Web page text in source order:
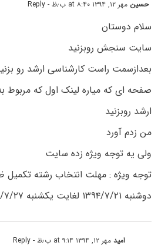
حسین مهر ۱۲, ۱۳۹۴ at ۸:۴۰ ب٫ظ - Reply
سلام دوستان
سایت سنجش روبزنید
بعدازسمت راست کارشناسی ارشد رو
صفحه ای که میاره لینک اول که مربوط
ارشد روبزنید
من زدم آورد
ولی یه توجه ویژه زده سایت
دوشنبه ۱۳۹۴/۷/۲۱ لغایت یکشنبه ۱۳۹۴/۷/۲۷ می باشد.
امیدمهر ۱۲, ۱۳۹۴ at ۹:۱۴ ب٫ظ - Reply